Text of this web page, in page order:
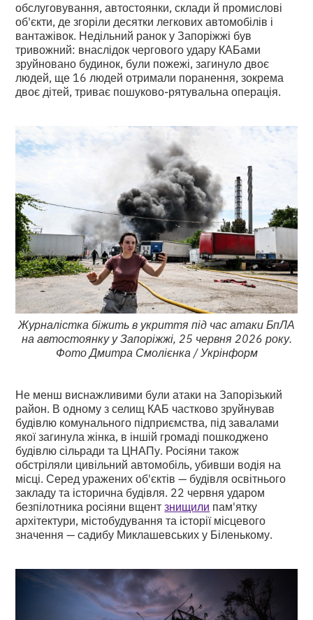
обслуговування, автостоянки, склади й промислові
об'єкти, де згоріли десятки легкових автомобілів і
вантажівок. Недільний ранок у Запоріжжі був
тривожний: внаслідок чергового удару КАБами
зруйновано будинок, були пожежі, загинуло двоє
людей, ще 16 людей отримали поранення, зокрема
двоє дітей, триває пошуково-рятувальна операція.
Журналістка біжить в укриття під час атаки БпЛА
на автостоянку у Запоріжжі, 25 червня 2026 року.
Фото Дмитра Смолієнка / Укрінформ
Не менш виснажливими були атаки на Запорізький
район. В одному з селищ КАБ частково зруйнував
будівлю комунального підприємства, під завалами
якої загинула жінка, в іншій громаді пошкоджено
будівлю сільради та ЦНАПу. Росіяни також
обстріляли цивільний автомобіль, убивши водія на
місці. Серед уражених об'єктів — будівля освітнього
закладу та історична будівля. 22 червня ударом
безпілотника росіяни вщентзнищили пам'ятку
архітектури, містобудування та історії місцевого
значення — садибу Миклашевських у Біленькому.